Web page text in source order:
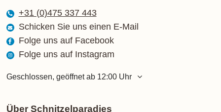
+31 (0)475 337 443
Schicken Sie uns einen E-Mail
Folge uns auf Facebook
Folge uns auf Instagram
Geschlossen, geöffnet ab 12:00 Uhr
Dienstag
12:00 - 21:00 Uhr
Über Schnitzelparadies